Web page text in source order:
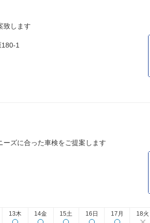
致します
1
ズに合った車検をご提案します
13木 14金 15土 16日 17月 18火